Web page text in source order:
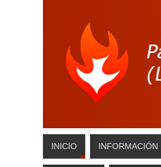
INICIO INFORMACIÓN